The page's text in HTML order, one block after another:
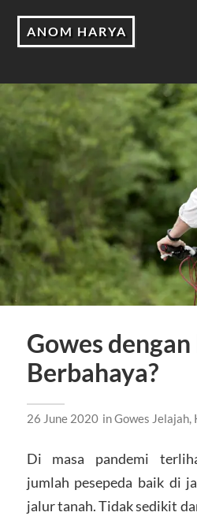
ANOM HARYA
Gowes
Berbahaya?
26 June 2020 inGowes Jelajah,
Di masa pandemi
jumlah pesepeda baik di
jalur tanah. Tidak sedikit